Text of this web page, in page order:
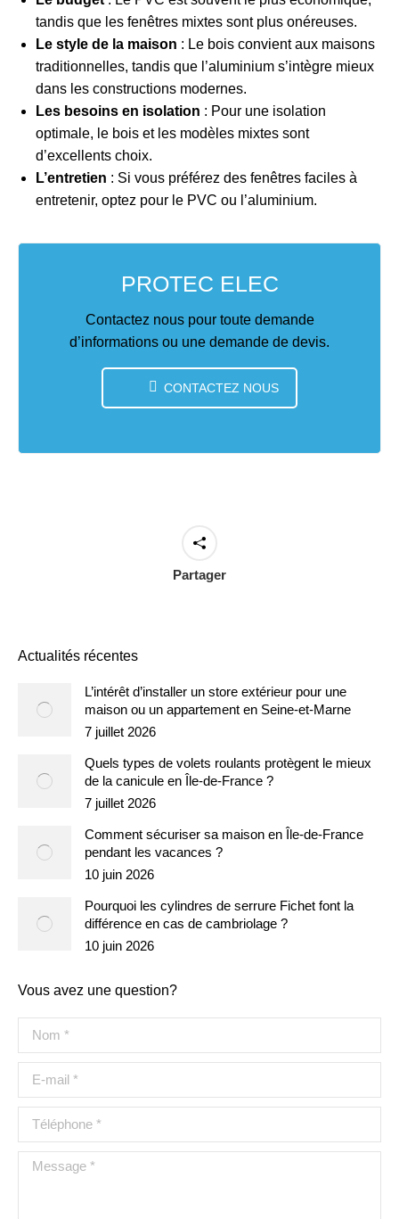
tandis que les fenêtres mixtes sont plus onéreuses.
Le style de la maison : Le bois convient aux maisons
traditionnelles, tandis que l’aluminium s’intègre mieux
dans les constructions modernes.
Les besoins en isolation : Pour une isolation
optimale, le bois et les modèles mixtes sont
d’excellents choix.
L’entretien : Si vous préférez des fenêtres faciles à
entretenir, optez pour le PVC ou l’aluminium.
PROTEC ELEC
Contactez nous pour toute demande
d’informations ou une demande de devis.
CONTACTEZ NOUS
Partager
Actualités récentes
L’intérêt d’installer un store extérieur pour une
maison ou un appartement en Seine-et-Marne
7 juillet 2026
Quels types de volets roulants protègent le mieux
de la canicule en Île-de-France ?
7 juillet 2026
Comment sécuriser sa maison en Île-de-France
pendant les vacances ?
10 juin 2026
Pourquoi les cylindres de serrure Fichet font la
différence en cas de cambriolage ?
10 juin 2026
Vous avez une question?
Message *